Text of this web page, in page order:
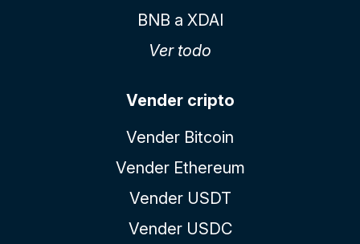
BNB a XDAI
Ver todo
Vender cripto
Vender Bitcoin
Vender Ethereum
Vender USDT
Vender USDC